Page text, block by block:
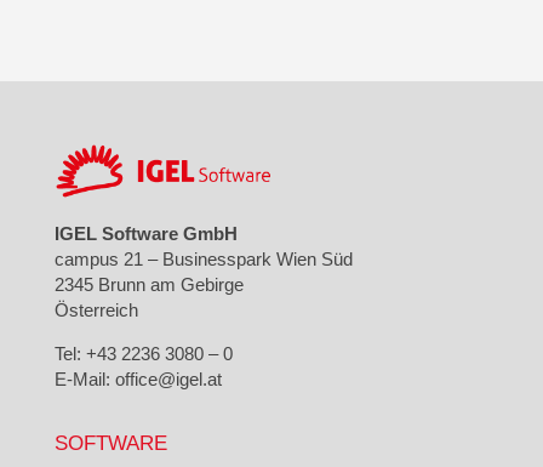
IGEL Software GmbH
campus 21 – Businesspark Wien Süd
2345 Brunn am Gebirge
Österreich
Tel: +43 2236 3080 – 0
E-Mail: office@igel.at
SOFTWARE